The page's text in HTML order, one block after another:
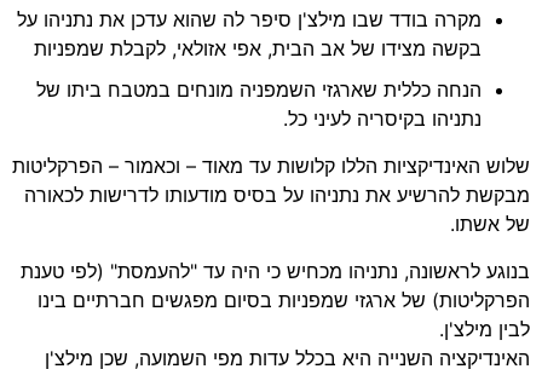
מקרה בודד שבו מילצ'ן סיפר לה שהוא עדכן את נתניהו על
בקשה מצידו של אב הבית, אפי אזולאי, לקבלת שמפניות
הנחה כללית שארגזי השמפניה מונחים במטבח ביתו של
נתניהו בקיסריה לעיני כל.
האינדיקציות הללו קלושות עד מאוד – וכאמור – הפרקליטות
להרשיע את נתניהו על בסיס מודעותו לדרישות לכאורה
לראשונה, נתניהו מכחיש כי היה עד "להעמסת" (לפי טענת
של ארגזי שמפניות בסיום מפגשים חברתיים בינו
מילצ'ן.
השנייה היא בכלל עדות מפי השמועה, שכן מילצ'ן